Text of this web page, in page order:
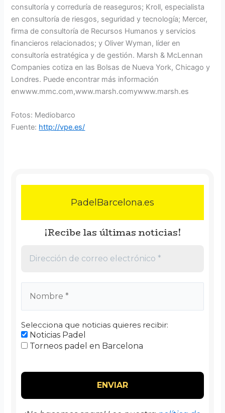
consultoría y correduría de reaseguros; Kroll, especialista
en consultoría de riesgos, seguridad y tecnología; Mercer,
firma de consultoría de Recursos Humanos y servicios
financieros relacionados; y Oliver Wyman, líder en
consultoría estratégica y de gestión. Marsh & McLennan
Companies cotiza en las Bolsas de Nueva York, Chicago y
Londres. Puede encontrar más información
enwww.mmc.com,www.marsh.comywww.marsh.es
Fotos: Mediobarco
Fuente: http://vpe.es/
PadelBarcelona.es
¡Recibe las últimas noticias!
Selecciona que noticias quieres recibir:
Noticias Padel
Torneos padel en Barcelona